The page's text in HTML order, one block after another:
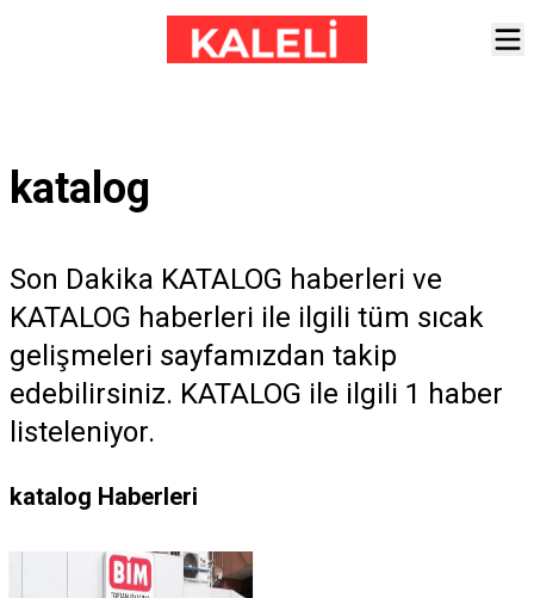
katalog
Son Dakika KATALOG haberleri ve
KATALOG haberleri ile ilgili tüm sıcak
gelişmeleri sayfamızdan takip
edebilirsiniz. KATALOG ile ilgili 1 haber
listeleniyor.
katalog Haberleri